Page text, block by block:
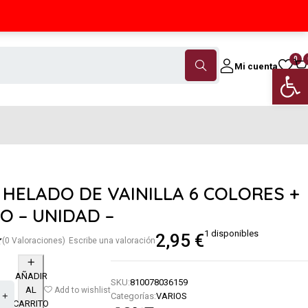
Abrir
Mi cuenta
0
HELADO DE VAINILLA 6 COLORES +
– UNIDAD –
(0 Valoraciones) Escribe una valoración2,95 €1 disponibles
AÑADIR
AL
CARRITO
Add to wishlist
SKU:810078036159
Categorías:VARIOS